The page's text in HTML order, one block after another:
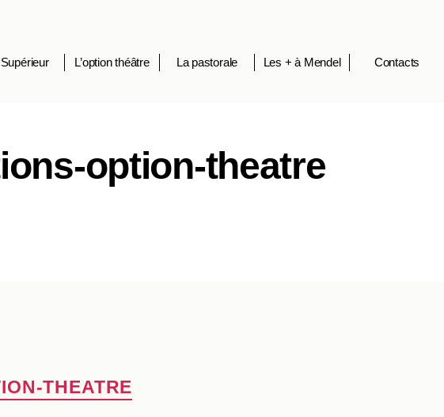
L’option théâtre La pastorale Les + à Mendel Contacts
option-theatre
THEATRE